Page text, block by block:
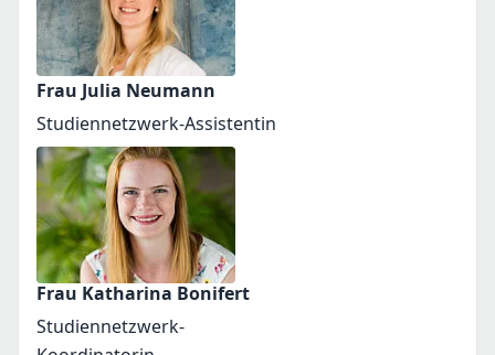
Frau Julia Neumann
Studiennetzwerk-Assistentin
Frau Katharina Bonifert
Studiennetzwerk-